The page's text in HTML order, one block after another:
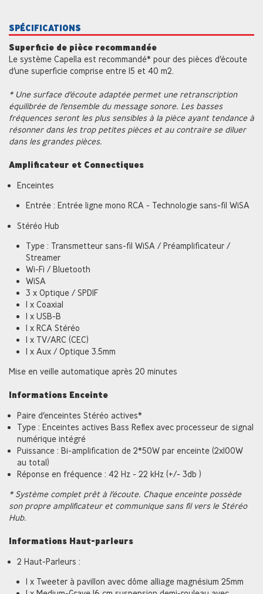
SPÉCIFICATIONS
Superficie de pièce recommandée
Le système Capella est recommandé* pour des pièces d’écoute
d’une superficie comprise entre 15 et 40 m2.
* Une surface d’écoute adaptée permet une retranscription
équilibrée de l’ensemble du message sonore. Les basses
fréquences seront les plus sensibles à la pièce ayant tendance à
résonner dans les trop petites pièces et au contraire se diluer
dans les grandes pièces.
Amplificateur et Connectiques
Enceintes
Entrée : Entrée ligne mono RCA - Technologie sans-fil WiSA
Stéréo Hub
Type : Transmetteur sans-fil WiSA / Préamplificateur /
Streamer
Wi-Fi / Bluetooth
WiSA
3 x Optique / SPDIF
1 x Coaxial
1 x USB-B
1 x RCA Stéréo
1 x TV/ARC (CEC)
1 x Aux / Optique 3.5mm
Mise en veille automatique après 20 minutes
Informations Enceinte
Paire d’enceintes Stéréo actives*
Type : Enceintes actives Bass Reflex avec processeur de signal
numérique intégré
Puissance : Bi-amplification de 2*50W par enceinte (2x100W
au total)
Réponse en fréquence : 42 Hz - 22 kHz (+/- 3db )
* Système complet prêt à l’écoute. Chaque enceinte possède
son propre amplificateur et communique sans fil vers le Stéréo
Hub.
Informations Haut-parleurs
2 Haut-Parleurs :
1 x Tweeter à pavillon avec dôme alliage magnésium 25mm